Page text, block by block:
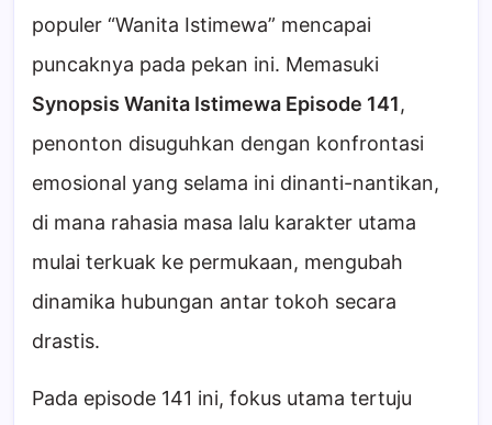
populer “Wanita Istimewa” mencapai
puncaknya pada pekan ini. Memasuki
Synopsis Wanita Istimewa Episode 141,
penonton disuguhkan dengan konfrontasi
emosional yang selama ini dinanti-nantikan,
di mana rahasia masa lalu karakter utama
mulai terkuak ke permukaan, mengubah
dinamika hubungan antar tokoh secara
drastis.
Pada episode 141 ini, fokus utama tertuju